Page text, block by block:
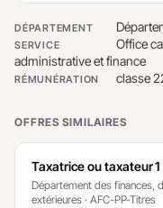
DÉPARTEMENT
SERVICE
Office
administrative et finance
RÉMUNÉRATION classe
OFFRES SIMILAIRES
Taxatrice ou taxateur
Département des finances,
extérieures · AFC-PP-Titres